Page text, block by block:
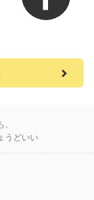
うどいい